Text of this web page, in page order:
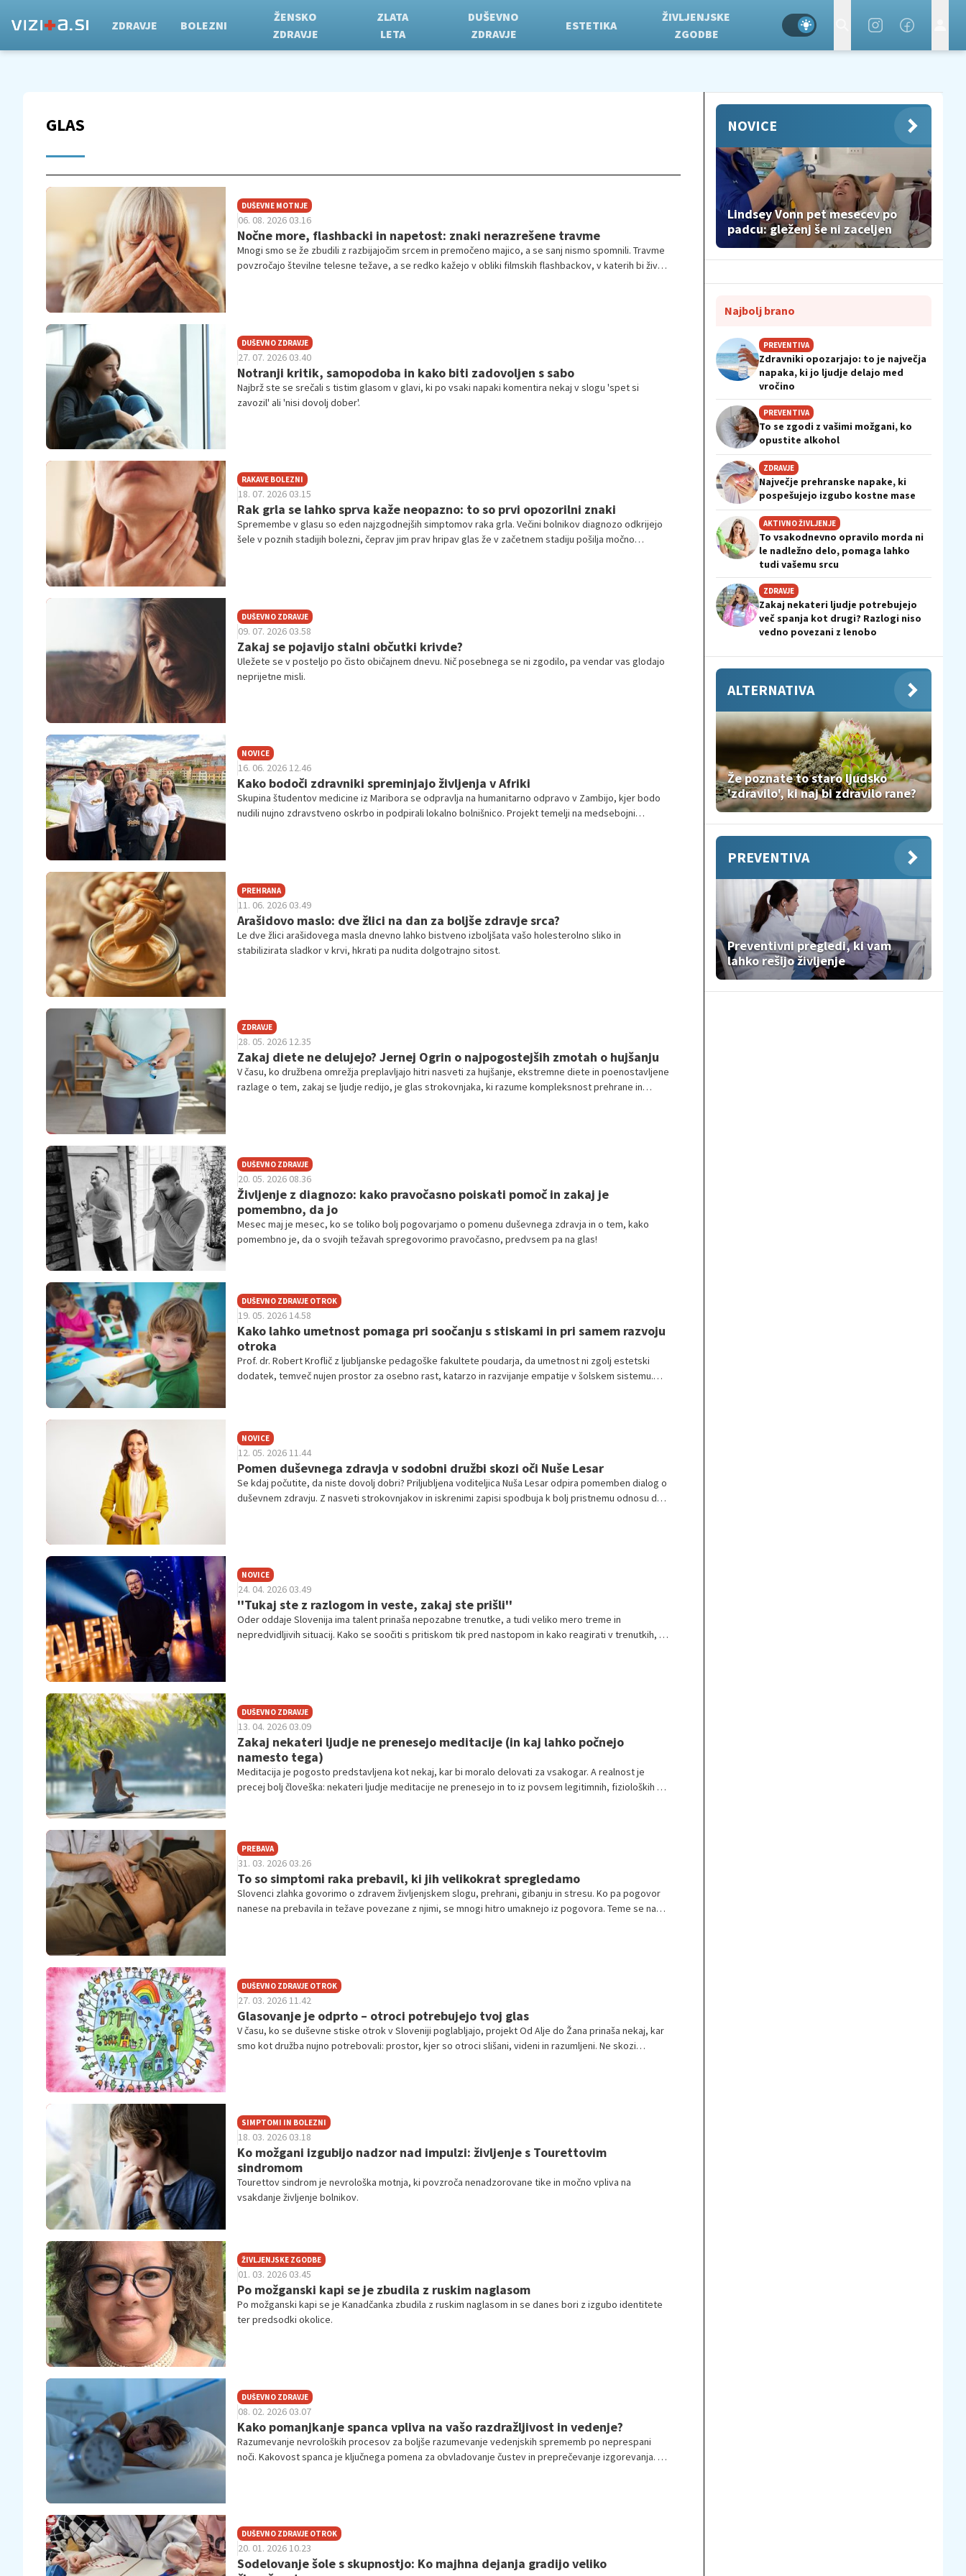
ZDRAVJE BOLEZNI
ŽENSKO
ZDRAVJE
ZLATA
LETA
DUŠEVNO
ZDRAVJE
ESTETIKA
ŽIVLJENJSKE
ZGODBE
GLAS
DUŠEVNE MOTNJE
06. 08. 2026 03.16
Nočne more, flashbacki in napetost: znaki nerazrešene travme
Mnogi smo se že zbudili z razbijajočim srcem in premočeno majico, a se sanj nismo spomnili. Travme
povzročajo številne telesne težave, a se redko kažejo v obliki filmskih flashbackov, v katerih bi živo
DUŠEVNO ZDRAVJE
27. 07. 2026 03.40
Notranji kritik, samopodoba in kako biti zadovoljen s sabo
Najbrž ste se srečali s tistim glasom v glavi, ki po vsaki napaki komentira nekaj v slogu 'spet si
zavozil' ali 'nisi dovolj dober'.
RAKAVE BOLEZNI
18. 07. 2026 03.15
Rak grla se lahko sprva kaže neopazno: to so prvi opozorilni znaki
Spremembe v glasu so eden najzgodnejših simptomov raka grla. Večini bolnikov diagnozo odkrijejo
šele v poznih stadijih bolezni, čeprav jim prav hripav glas že v začetnem stadiju pošilja močno
DUŠEVNO ZDRAVJE
09. 07. 2026 03.58
Zakaj se pojavijo stalni občutki krivde?
Uležete se v posteljo po čisto običajnem dnevu. Nič posebnega se ni zgodilo, pa vendar vas glodajo
neprijetne misli.
NOVICE
16. 06. 2026 12.46
Kako bodoči zdravniki spreminjajo življenja v Afriki
Skupina študentov medicine iz Maribora se odpravlja na humanitarno odpravo v Zambijo, kjer bodo
nudili nujno zdravstveno oskrbo in podpirali lokalno bolnišnico. Projekt temelji na medsebojni
PREHRANA
11. 06. 2026 03.49
Arašidovo maslo: dve žlici na dan za boljše zdravje srca?
Le dve žlici arašidovega masla dnevno lahko bistveno izboljšata vašo holesterolno sliko in
stabilizirata sladkor v krvi, hkrati pa nudita dolgotrajno sitost.
ZDRAVJE
28. 05. 2026 12.35
Zakaj diete ne delujejo? Jernej Ogrin o najpogostejših zmotah o hujšanju
V času, ko družbena omrežja preplavljajo hitri nasveti za hujšanje, ekstremne diete in poenostavljene
razlage o tem, zakaj se ljudje redijo, je glas strokovnjaka, ki razume kompleksnost prehrane in
DUŠEVNO ZDRAVJE
20. 05. 2026 08.36
Življenje z diagnozo: kako pravočasno poiskati pomoč in zakaj je
pomembno, da jo
Mesec maj je mesec, ko se toliko bolj pogovarjamo o pomenu duševnega zdravja in o tem, kako
pomembno je, da o svojih težavah spregovorimo pravočasno, predvsem pa na glas!
DUŠEVNO ZDRAVJE OTROK
19. 05. 2026 14.58
Kako lahko umetnost pomaga pri soočanju s stiskami in pri samem razvoju
otroka
Prof. dr. Robert Kroflič z ljubljanske pedagoške fakultete poudarja, da umetnost ni zgolj estetski
dodatek, temveč nujen prostor za osebno rast, katarzo in razvijanje empatije v šolskem sistemu.
NOVICE
12. 05. 2026 11.44
Pomen duševnega zdravja v sodobni družbi skozi oči Nuše Lesar
Se kdaj počutite, da niste dovolj dobri? Priljubljena voditeljica Nuša Lesar odpira pomemben dialog o
duševnem zdravju. Z nasveti strokovnjakov in iskrenimi zapisi spodbuja k bolj pristnemu odnosu do
NOVICE
24. 04. 2026 03.49
''Tukaj ste z razlogom in veste, zakaj ste prišli''
Oder oddaje Slovenija ima talent prinaša nepozabne trenutke, a tudi veliko mero treme in
nepredvidljivih situacij. Kako se soočiti s pritiskom tik pred nastopom in kako reagirati v trenutkih, ki
DUŠEVNO ZDRAVJE
13. 04. 2026 03.09
Zakaj nekateri ljudje ne prenesejo meditacije (in kaj lahko počnejo
namesto tega)
Meditacija je pogosto predstavljena kot nekaj, kar bi moralo delovati za vsakogar. A realnost je
precej bolj človeška: nekateri ljudje meditacije ne prenesejo in to iz povsem legitimnih, fizioloških ali
PREBAVA
31. 03. 2026 03.26
To so simptomi raka prebavil, ki jih velikokrat spregledamo
Slovenci zlahka govorimo o zdravem življenjskem slogu, prehrani, gibanju in stresu. Ko pa pogovor
nanese na prebavila in težave povezane z njimi, se mnogi hitro umaknejo iz pogovora. Teme se nam
DUŠEVNO ZDRAVJE OTROK
27. 03. 2026 11.42
Glasovanje je odprto – otroci potrebujejo tvoj glas
V času, ko se duševne stiske otrok v Sloveniji poglabljajo, projekt Od Alje do Žana prinaša nekaj, kar
smo kot družba nujno potrebovali: prostor, kjer so otroci slišani, videni in razumljeni. Ne skozi
SIMPTOMI IN BOLEZNI
18. 03. 2026 03.18
Ko možgani izgubijo nadzor nad impulzi: življenje s Tourettovim
sindromom
Tourettov sindrom je nevrološka motnja, ki povzroča nenadzorovane tike in močno vpliva na
vsakdanje življenje bolnikov.
ŽIVLJENJSKE ZGODBE
01. 03. 2026 03.45
Po možganski kapi se je zbudila z ruskim naglasom
Po možganski kapi se je Kanadčanka zbudila z ruskim naglasom in se danes bori z izgubo identitete
ter predsodki okolice.
DUŠEVNO ZDRAVJE
08. 02. 2026 03.07
Kako pomanjkanje spanca vpliva na vašo razdražljivost in vedenje?
Razumevanje nevroloških procesov za boljše razumevanje vedenjskih sprememb po neprespani
noči. Kakovost spanca je ključnega pomena za obvladovanje čustev in preprečevanje izgorevanja. Z
DUŠEVNO ZDRAVJE OTROK
20. 01. 2026 10.23
Sodelovanje šole s skupnostjo: Ko majhna dejanja gradijo veliko
NOVICE
Lindsey Vonn pet mesecev po
padcu: gleženj še ni zaceljen
Najbolj brano
PREVENTIVA
Zdravniki opozarjajo: to je največja
napaka, ki jo ljudje delajo med
vročino
PREVENTIVA
To se zgodi z vašimi možgani, ko
opustite alkohol
ZDRAVJE
Največje prehranske napake, ki
pospešujejo izgubo kostne mase
AKTIVNO ŽIVLJENJE
To vsakodnevno opravilo morda ni
le nadležno delo, pomaga lahko
tudi vašemu srcu
ZDRAVJE
Zakaj nekateri ljudje potrebujejo
več spanja kot drugi? Razlogi niso
vedno povezani z lenobo
ALTERNATIVA
Že poznate to staro ljudsko
'zdravilo', ki naj bi zdravilo rane?
PREVENTIVA
Preventivni pregledi, ki vam
lahko rešijo življenje